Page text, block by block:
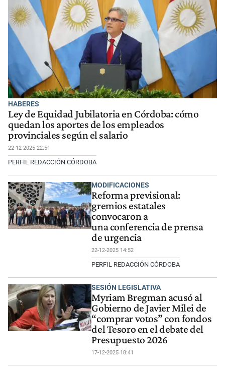
HABERES
Ley de Equidad Jubilatoria en Córdoba: cómo
quedan los aportes de los empleados
provinciales según el salario
22-12-2025 22:51
PERFIL REDACCIÓN CÓRDOBA
MODIFICACIONES
Reforma previsional:
gremios estatales
convocaron a
una conferencia de prensa
de urgencia
22-12-2025 14:52
PERFIL REDACCIÓN CÓRDOBA
SESIÓN LEGISLATIVA
Myriam Bregman acusó al
Gobierno de Javier Milei de
“comprar votos” con fondos
del Tesoro en el debate del
Presupuesto 2026
17-12-2025 18:41